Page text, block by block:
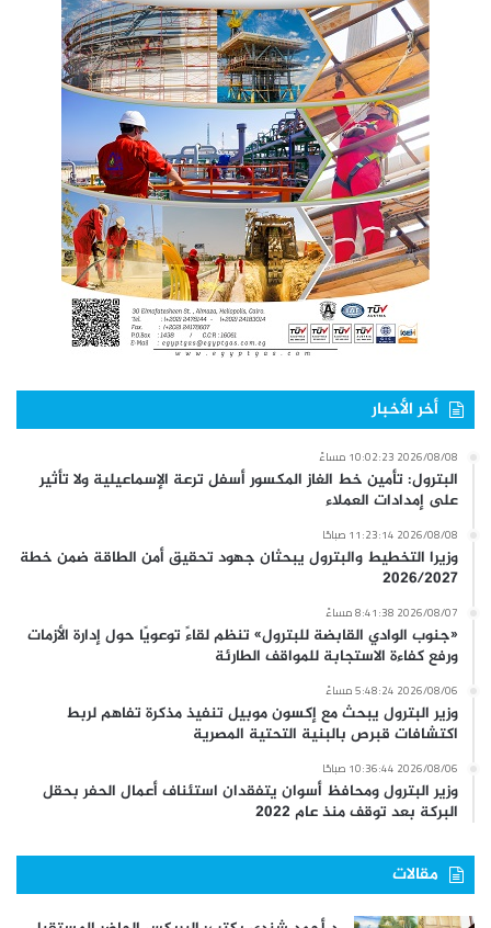
أخر الأخبار
2026/08/08 10:02:23 مساءً
البترول: تأمين خط الغاز المكسور أسفل ترعة الإسماعيلية ولا تأثير
على إمدادات العملاء
2026/08/08 11:23:14 صباحًا
وزيرا التخطيط والبترول يبحثان جهود تحقيق أمن الطاقة ضمن خطة
2026/2027
2026/08/07 8:41:38 مساءً
«جنوب الوادي القابضة للبترول» تنظم لقاءً توعويًا حول إدارة الأزمات
ورفع كفاءة الاستجابة للمواقف الطارئة
2026/08/06 5:48:24 مساءً
وزير البترول يبحث مع إكسون موبيل تنفيذ مذكرة تفاهم لربط
اكتشافات قبرص بالبنية التحتية المصرية
2026/08/06 10:36:44 صباحًا
وزير البترول ومحافظ أسوان يتفقدان استئناف أعمال الحفر بحقل
البركة بعد توقف منذ عام 2022
مقالات